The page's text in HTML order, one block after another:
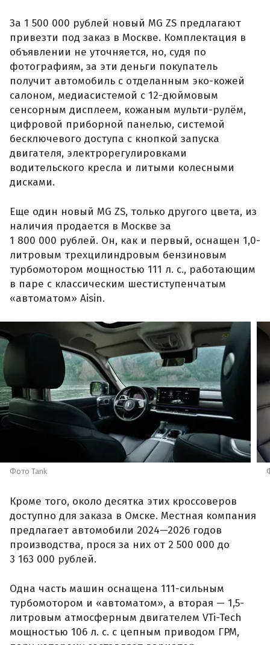
За 1 500 000 рублей новый MG ZS предлагают
привезти под заказ в Москве. Комплектация в
объявлении не уточняется, но, судя по
фотографиям, за эти деньги покупатель
получит автомобиль с отделанным эко-кожей
салоном, медиасистемой с 12-дюймовым
сенсорным дисплеем, кожаным мульти-рулём,
цифровой приборной панелью, системой
бесключевого доступа с кнопкой запуска
двигателя, электрорегулировками
водительского кресла и литыми колесными
дисками.
Еще один новый MG ZS, только другого цвета, из
наличия продается в Москве за
1 800 000 рублей. Он, как и первый, оснащен 1,0-
литровым трехцилиндровым бензиновым
турбомотором мощностью 111 л. с., работающим
в паре с классическим шестиступенчатым
«автоматом» Aisin.
Фото Tank
Кроме того, около десятка этих кроссоверов
доступно для заказа в Омске. Местная компания
предлагает автомобили 2024—2026 годов
производства, прося за них от 2 500 000 до
3 163 000 рублей.
Одна часть машин оснащена 111-сильным
турбомотором и «автоматом», а вторая — 1,5-
литровым атмосферным двигателем VTi-Tech
мощностью 106 л. с. с цепным приводом ГРМ,